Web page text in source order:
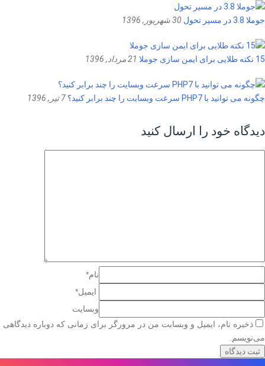
جوملا 3.8 در مسیر تحول 30 شهریور, 1396
15 نکته طلایی برای ایمن سازی جوملا 21 مرداد, 1396
چگونه می توانید با PHP7 سرعت وبسایت را چند برابر کنید؟ 7 تیر, 1396
دیدگاه خود را ارسال کنید
نام*
ایمیل*
وبسایت
ذخیره نام، ایمیل و وبسایت من در مرورگر برای زمانی که دوباره دیدگاهی
می‌نویسم.